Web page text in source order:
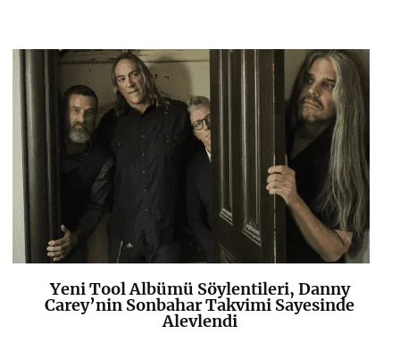
K+
Yeni Tool Albümü Söylentileri, Danny
Carey’nin Sonbahar Takvimi Sayesinde
Alevlendi